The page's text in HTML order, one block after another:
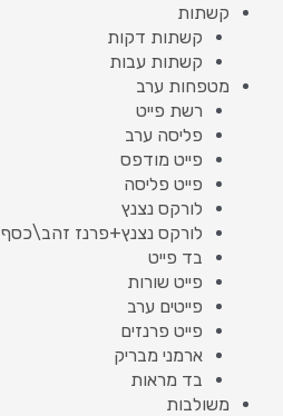
קשתות
קשתות דקות
קשתות עבות
מטפחות ערב
רשת פייט
פליסה ערב
פייט מודפס
פייט פליסה
לורקס נצנץ
לורקס נצנץ+פרנז זהב\כסף
בד פייט
פייט שורות
פייטים ערב
פייט פרנזים
ארמני מבריק
בד מראות
משולבות